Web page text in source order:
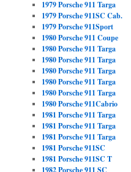
1979 Porsche 911 Targa
1979 Porsche 911SC Cab.
1979 Porsche 911Sport
1980 Porsche 911 Coupe
1980 Porsche 911 Targa
1980 Porsche 911 Targa
1980 Porsche 911 Targa
1980 Porsche 911 Targa
1980 Porsche 911 Targa
1980 Porsche 911Cabrio
1981 Porsche 911 Targa
1981 Porsche 911 Targa
1981 Porsche 911 Targa
1981 Porsche 911SC
1981 Porsche 911SC T
1982 Porsche 911 SC